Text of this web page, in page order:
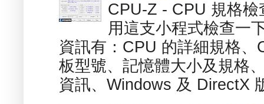
CPU-Z - CPU 規格
用這支小程式檢查一
資訊有：CPU 的詳細規格
板型號、記憶體大小及規格
資訊、Windows 及 DirectX